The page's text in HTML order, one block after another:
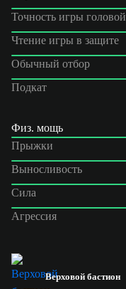
Точность игры головой
Чтение игры в защите
Обычный отбор
Подкат
Физ. мощь
Прыжки
Выносливость
Сила
Агрессия
Верховой бастион